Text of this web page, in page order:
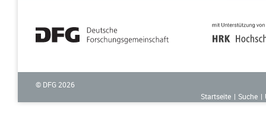
© DFG 2026
Startseite
Suche